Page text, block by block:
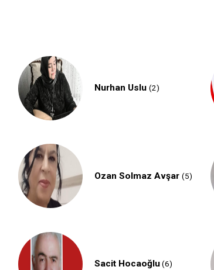
Nurhan Uslu(2)
Ozan Solmaz Avşar(5)
Sacit Hocaoğlu(6)